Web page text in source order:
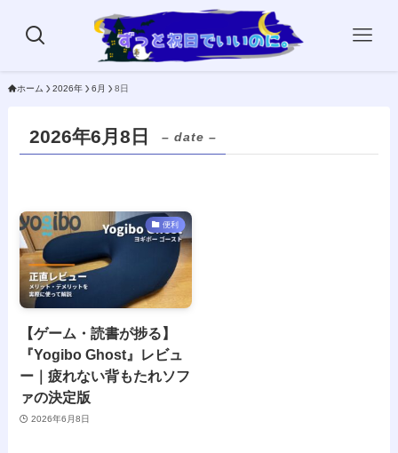
ホーム 2026年 6月 8日
2026年6月8日 – date –
便利
【ゲーム・読書が捗る】
『Yogibo Ghost』レビュ
ー｜疲れない背もたれソフ
ァの決定版
2026年6月8日